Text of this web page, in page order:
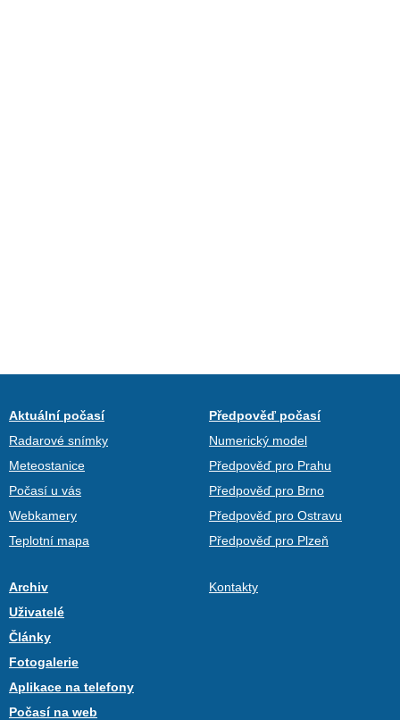
Aktuální počasí
Radarové snímky
Meteostanice
Počasí u vás
Webkamery
Teplotní mapa
Předpověď počasí
Numerický model
Předpověď pro Prahu
Předpověď pro Brno
Předpověď pro Ostravu
Předpověď pro Plzeň
Archiv
Uživatelé
Články
Fotogalerie
Aplikace na telefony
Počasí na web
Kontakty